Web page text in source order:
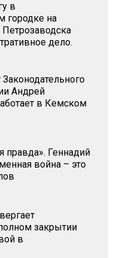
в
городке на
дело.
Андрей
в Кемском
правда». Геннадий
война – это
закрытии
в